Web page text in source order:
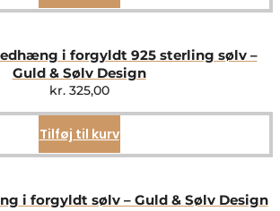
i forgyldt 925 sterling sølv –
Guld & Sølv Design
kr.325,00
Tilføj til kurv
i forgyldt sølv – Guld & Sølv Design